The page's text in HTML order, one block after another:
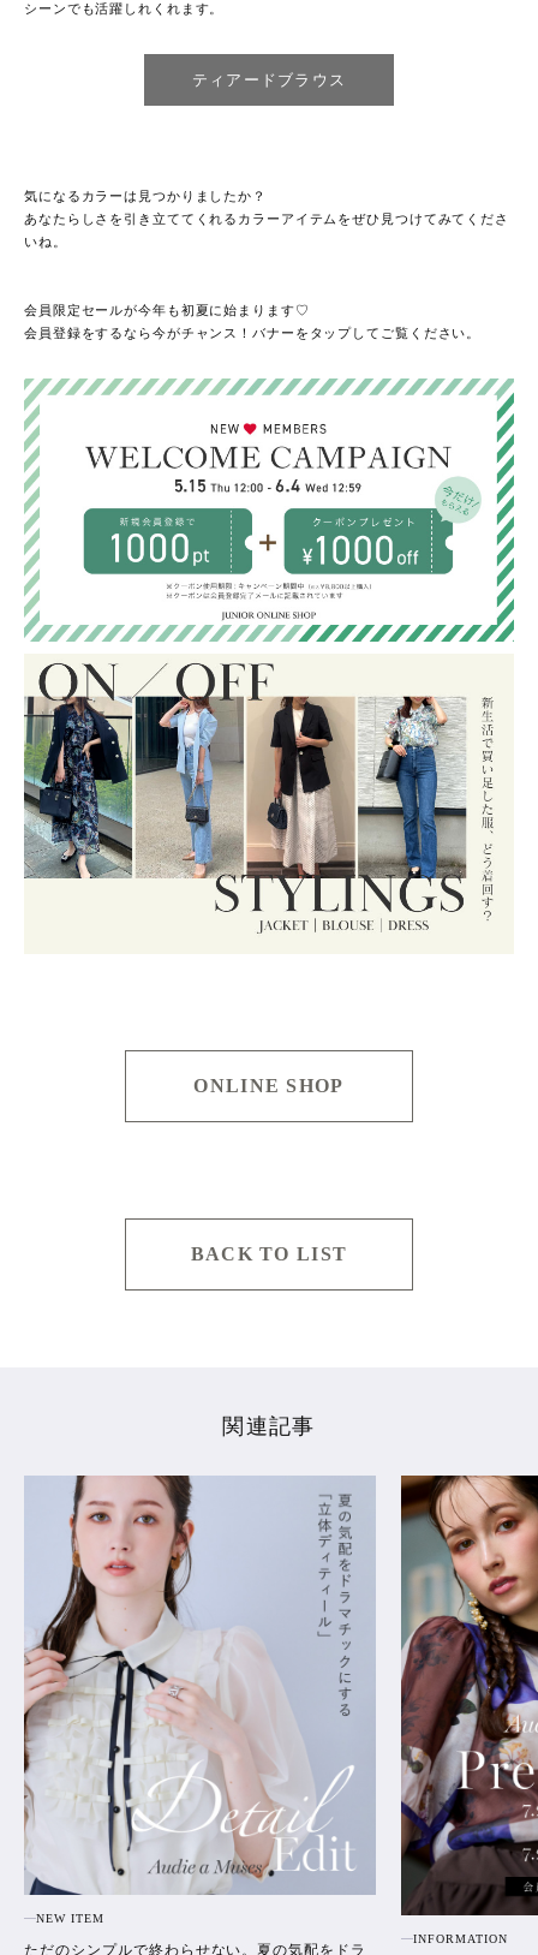
シーンでも活躍しれくれます。
ティアードブラウス
気になるカラーは見つかりましたか？
あなたらしさを引き立ててくれるカラーアイテムをぜひ見つけてみてくださ
いね。
会員限定セールが今年も初夏に始まります♡
会員登録をするなら今がチャンス！バナーをタップしてご覧ください。
ONLINE SHOP
BACK TO LIST
関連記事
NEW ITEM
ただのシンプルで終わらせない。夏の気配をドラ
INFORMATION